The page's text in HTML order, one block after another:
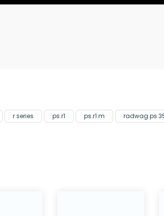
r series ps.r1 ps.r1.m
radwag ps